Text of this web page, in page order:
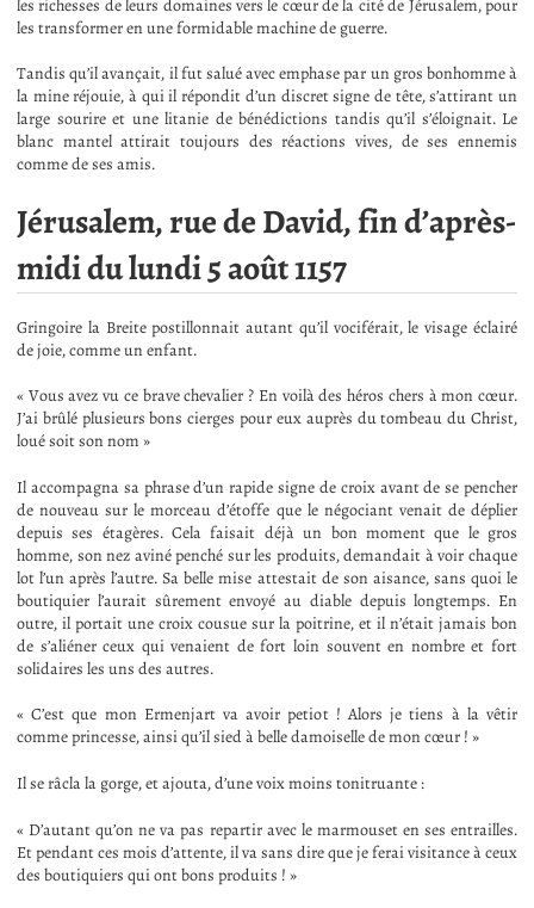
les richesses de leurs domaines vers le cœur de la cité de Jérusalem, pour
les transformer en une formidable machine de guerre.
Tandis qu’il avançait, il fut salué avec emphase par un gros bonhomme à
la mine réjouie, à qui il répondit d’un discret signe de tête, s’attirant un
large sourire et une litanie de bénédictions tandis qu’il s’éloignait. Le
blanc mantel attirait toujours des réactions vives, de ses ennemis
comme de ses amis.
Jérusalem, rue de David, fin d’après-
midi du lundi 5 août 1157
Gringoire la Breite postillonnait autant qu’il vociférait, le visage éclairé
de joie, comme un enfant.
« Vous avez vu ce brave chevalier ? En voilà des héros chers à mon cœur.
J’ai brûlé plusieurs bons cierges pour eux auprès du tombeau du Christ,
loué soit son nom »
Il accompagna sa phrase d’un rapide signe de croix avant de se pencher
de nouveau sur le morceau d’étoffe que le négociant venait de déplier
depuis ses étagères. Cela faisait déjà un bon moment que le gros
homme, son nez aviné penché sur les produits, demandait à voir chaque
lot l’un après l’autre. Sa belle mise attestait de son aisance, sans quoi le
boutiquier l’aurait sûrement envoyé au diable depuis longtemps. En
outre, il portait une croix cousue sur la poitrine, et il n’était jamais bon
de s’aliéner ceux qui venaient de fort loin souvent en nombre et fort
solidaires les uns des autres.
« C’est que mon Ermenjart va avoir petiot ! Alors je tiens à la vêtir
comme princesse, ainsi qu’il sied à belle damoiselle de mon cœur ! »
Il se râcla la gorge, et ajouta, d’une voix moins tonitruante :
« D’autant qu’on ne va pas repartir avec le marmouset en ses entrailles.
Et pendant ces mois d’attente, il va sans dire que je ferai visitance à ceux
des boutiquiers qui ont bons produits ! »